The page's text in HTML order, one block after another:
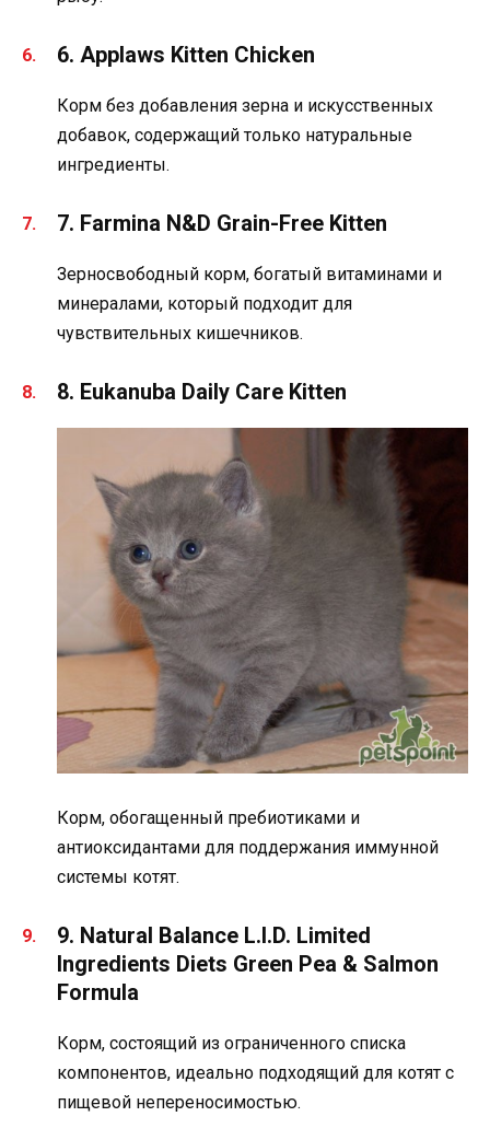
6. Applaws Kitten Chicken
Корм без добавления зерна и искусственных
добавок, содержащий только натуральные
ингредиенты.
7. Farmina N&D Grain-Free Kitten
Зерносвободный корм, богатый витаминами и
минералами, который подходит для
чувствительных кишечников.
8. Eukanuba Daily Care Kitten
Корм, обогащенный пребиотиками и
антиоксидантами для поддержания иммунной
системы котят.
9. Natural Balance L.I.D. Limited
Ingredients Diets Green Pea & Salmon
Formula
Корм, состоящий из ограниченного списка
компонентов, идеально подходящий для котят с
пищевой непереносимостью.